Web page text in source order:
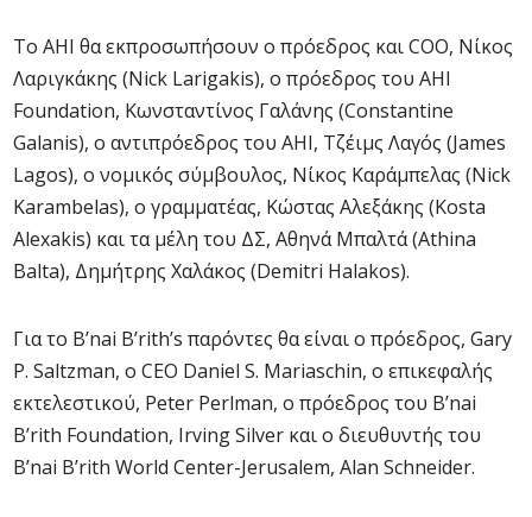
Το AHI θα εκπροσωπήσουν ο πρόεδρος και COO, Νίκος
Λαριγκάκης (Nick Larigakis), ο πρόεδρος του AHI
Foundation, Κωνσταντίνος Γαλάνης (Constantine
Galanis), o αντιπρόεδρος του AHI, Τζέιμς Λαγός (James
Lagos), ο νομικός σύμβουλος, Νίκος Καράμπελας (Nick
Karambelas), ο γραμματέας, Κώστας Αλεξάκης (Kosta
Alexakis) και τα μέλη του ΔΣ, Αθηνά Μπαλτά (Athina
Balta), Δημήτρης Χαλάκος (Demitri Halakos).
Για το B’nai B’rith’s παρόντες θα είναι ο πρόεδρος, Gary
P. Saltzman, ο CEO Daniel S. Mariaschin, ο επικεφαλής
εκτελεστικού, Peter Perlman, ο πρόεδρος του B’nai
B’rith Foundation, Irving Silver και ο διευθυντής του
B’nai B’rith World Center-Jerusalem, Alan Schneider.